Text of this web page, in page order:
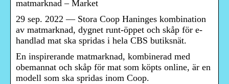
matmarknad – Market
29 sep. 2022 — Stora Coop Haninges kombination
av matmarknad, dygnet runt-öppet och skåp för e-
handlad mat ska spridas i hela CBS butiksnät.
En inspirerande matmarknad, kombinerad med
obemannat och skåp för mat som köpts online, är en
modell som ska spridas inom Coop.